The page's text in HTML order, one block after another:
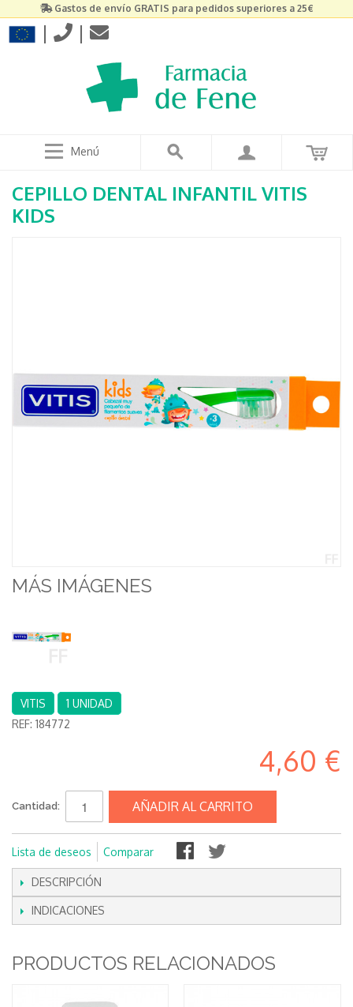
Gastos de envío GRATIS para pedidos superiores a 25€
| |
Menú
CEPILLO DENTAL INFANTIL VITIS
KIDS
MÁS IMÁGENES
VITIS
1 UNIDAD
REF: 184772
4,60 €
Cantidad: AÑADIR AL CARRITO
Lista de deseos Comparar
DESCRIPCIÓN
INDICACIONES
PRODUCTOS RELACIONADOS